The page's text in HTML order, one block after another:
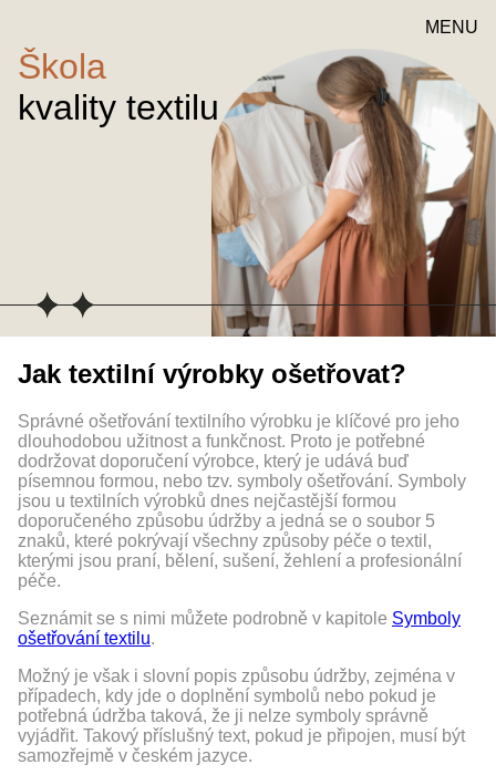
MENU
Škola
kvality textilu
Jak textilní výrobky ošetřovat?
Správné ošetřování textilního výrobku je klíčové pro jeho
dlouhodobou užitnost a funkčnost. Proto je potřebné
dodržovat doporučení výrobce, který je udává buď
písemnou formou, nebo tzv. symboly ošetřování. Symboly
jsou u textilních výrobků dnes nejčastější formou
doporučeného způsobu údržby a jedná se o soubor 5
znaků, které pokrývají všechny způsoby péče o textil,
kterými jsou praní, bělení, sušení, žehlení a profesionální
péče.
Seznámit se s nimi můžete podrobně v kapitole Symboly
ošetřování textilu.
Možný je však i slovní popis způsobu údržby, zejména v
případech, kdy jde o doplnění symbolů nebo pokud je
potřebná údržba taková, že ji nelze symboly správně
vyjádřit. Takový příslušný text, pokud je připojen, musí být
samozřejmě v českém jazyce.